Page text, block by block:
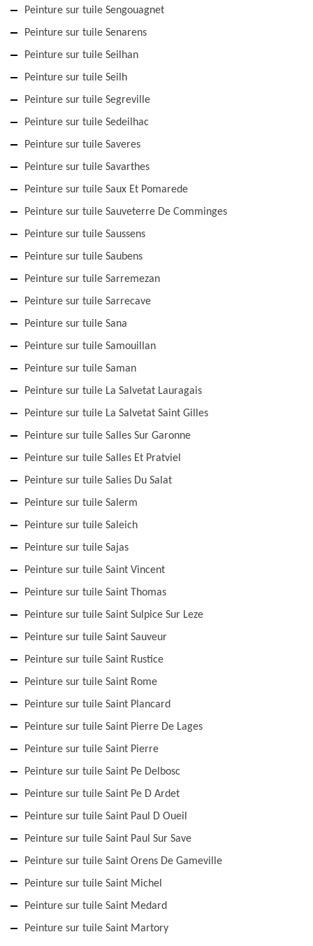
Peinture sur tuile Sengouagnet
Peinture sur tuile Senarens
Peinture sur tuile Seilhan
Peinture sur tuile Seilh
Peinture sur tuile Segreville
Peinture sur tuile Sedeilhac
Peinture sur tuile Saveres
Peinture sur tuile Savarthes
Peinture sur tuile Saux Et Pomarede
Peinture sur tuile Sauveterre De Comminges
Peinture sur tuile Saussens
Peinture sur tuile Saubens
Peinture sur tuile Sarremezan
Peinture sur tuile Sarrecave
Peinture sur tuile Sana
Peinture sur tuile Samouillan
Peinture sur tuile Saman
Peinture sur tuile La Salvetat Lauragais
Peinture sur tuile La Salvetat Saint Gilles
Peinture sur tuile Salles Sur Garonne
Peinture sur tuile Salles Et Pratviel
Peinture sur tuile Salies Du Salat
Peinture sur tuile Salerm
Peinture sur tuile Saleich
Peinture sur tuile Sajas
Peinture sur tuile Saint Vincent
Peinture sur tuile Saint Thomas
Peinture sur tuile Saint Sulpice Sur Leze
Peinture sur tuile Saint Sauveur
Peinture sur tuile Saint Rustice
Peinture sur tuile Saint Rome
Peinture sur tuile Saint Plancard
Peinture sur tuile Saint Pierre De Lages
Peinture sur tuile Saint Pierre
Peinture sur tuile Saint Pe Delbosc
Peinture sur tuile Saint Pe D Ardet
Peinture sur tuile Saint Paul D Oueil
Peinture sur tuile Saint Paul Sur Save
Peinture sur tuile Saint Orens De Gameville
Peinture sur tuile Saint Michel
Peinture sur tuile Saint Medard
Peinture sur tuile Saint Martory